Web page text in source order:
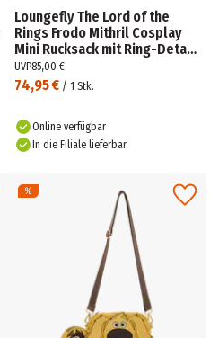
Loungefly The Lord of the
Rings Frodo Mithril Cosplay
Mini Rucksack mit Ring-Detail
und Lórien-Motiv
74,95 € / 1 Stk.
UVP85,00 €
Online verfügbar
In die Filiale lieferbar